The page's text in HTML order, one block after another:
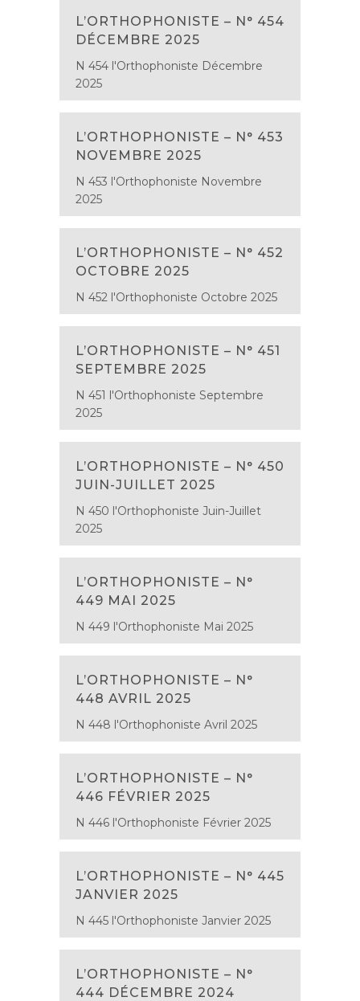
L’ORTHOPHONISTE – N° 454
DÉCEMBRE 2025
N 454 l'Orthophoniste Décembre
2025
L’ORTHOPHONISTE – N° 453
NOVEMBRE 2025
N 453 l'Orthophoniste Novembre
2025
L’ORTHOPHONISTE – N° 452
OCTOBRE 2025
N 452 l'Orthophoniste Octobre 2025
L’ORTHOPHONISTE – N° 451
SEPTEMBRE 2025
N 451 l'Orthophoniste Septembre
2025
L’ORTHOPHONISTE – N° 450
JUIN-JUILLET 2025
N 450 l'Orthophoniste Juin-Juillet
2025
L’ORTHOPHONISTE – N°
449 MAI 2025
N 449 l'Orthophoniste Mai 2025
L’ORTHOPHONISTE – N°
448 AVRIL 2025
N 448 l'Orthophoniste Avril 2025
L’ORTHOPHONISTE – N°
446 FÉVRIER 2025
N 446 l'Orthophoniste Février 2025
L’ORTHOPHONISTE – N° 445
JANVIER 2025
N 445 l'Orthophoniste Janvier 2025
L’ORTHOPHONISTE – N°
444 DÉCEMBRE 2024